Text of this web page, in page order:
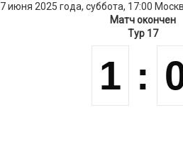
7 июня 2025 года, суббота, 17:00
Матч окончен
Тур 17
1 :